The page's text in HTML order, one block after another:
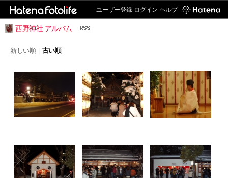
ユーザー登録 ログイン ヘルプ
西野神社 アルバム
新しい順 | 古い順